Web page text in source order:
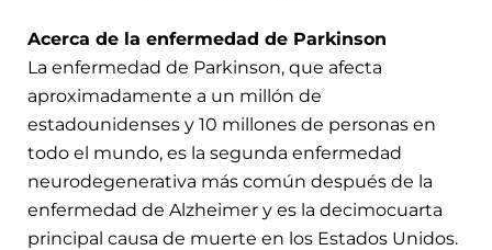
Acerca de la enfermedad de Parkinson
La enfermedad de Parkinson, que afecta
aproximadamente a un millón de
estadounidenses y 10 millones de personas en
todo el mundo, es la segunda enfermedad
neurodegenerativa más común después de la
enfermedad de Alzheimer y es la decimocuarta
principal causa de muerte en los Estados Unidos.